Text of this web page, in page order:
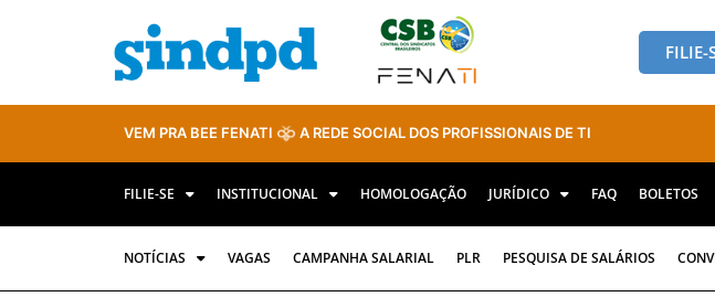
FILIE-
VEM PRA BEE FENATI A REDE SOCIAL DOS PROFISSIONAIS DE TI
FILIE-SE INSTITUCIONAL HOMOLOGAÇÃO JURÍDICO FAQ BOLETOS
NOTÍCIAS VAGAS CAMPANHA SALARIAL PLR PESQUISA DE SALÁRIOS